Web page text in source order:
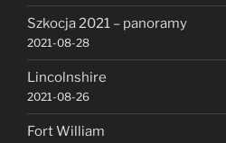
Szkocja 2021 – panoramy
2021-08-28
Lincolnshire
2021-08-26
Fort William